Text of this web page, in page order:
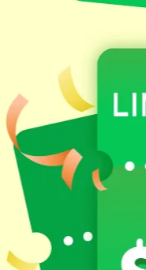
的重要原料，足夠的肌
時又缺乏運動，會加速
，以家禽類、海鮮類等低
的吸收，對於骨質有保
己存骨本，延緩骨質流